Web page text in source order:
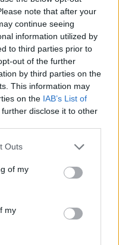
note that after your
continue seeing
information utilized by
to third parties prior to
out of the further
by third parties on the
This information may
on the IAB’s List of
disclose it to other
Outs
of my
my